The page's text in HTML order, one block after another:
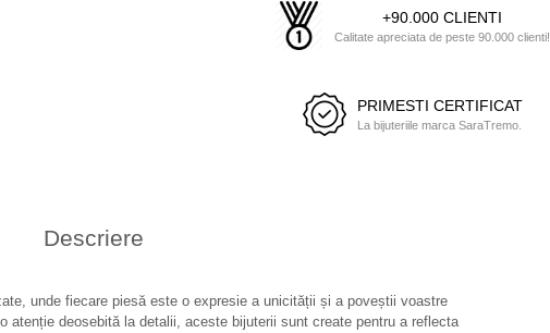
+90.000 CLIENTI
Calitate apreciata de peste 90.000 clienti!
PRIMESTI CERTIFICAT
La bijuteriile marca SaraTremo.
Descriere
unde fiecare piesă este o expresie a unicității și a poveștii voastre
atenție deosebită la detalii, aceste bijuterii sunt create pentru a reflecta